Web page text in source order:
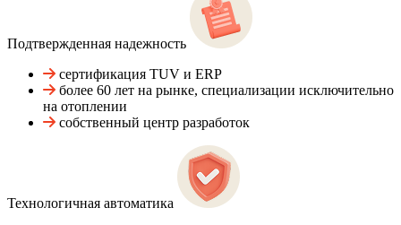
Подтвержденная надежность
сертификация TUV и ERP
более 60 лет на рынке, специализации исключительно
на отоплении
собственный центр разработок
Технологичная автоматика